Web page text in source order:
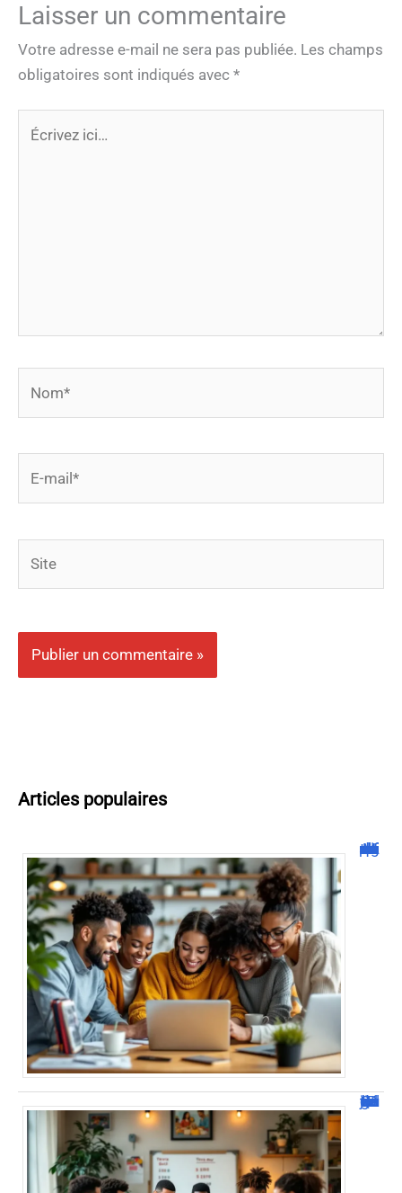
Laisser un commentaire
Votre adresse e-mail ne sera pas publiée. Les champs
obligatoires sont indiqués avec *
Articles populaires
Malgrim com : tout ce que vous devez savoir sur la plateforme !
JetPunk : Quiz et jeux de culture générale